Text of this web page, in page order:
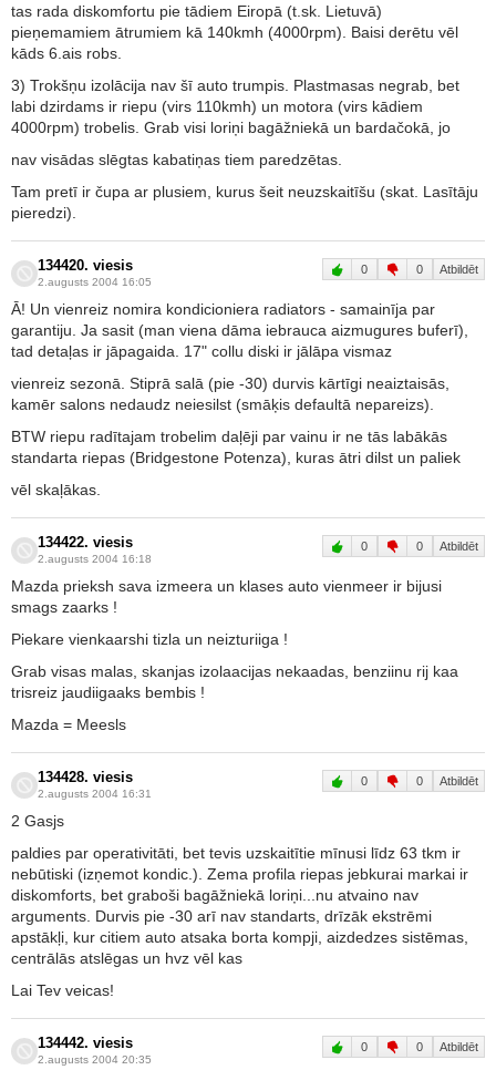
tas rada diskomfortu pie tādiem Eiropā (t.sk. Lietuvā)
pieņemamiem ātrumiem kā 140kmh (4000rpm). Baisi derētu vēl
kāds 6.ais robs.
3) Trokšņu izolācija nav šī auto trumpis. Plastmasas negrab, bet
labi dzirdams ir riepu (virs 110kmh) un motora (virs kādiem
4000rpm) trobelis. Grab visi loriņi bagāžniekā un bardačokā, jo
nav visādas slēgtas kabatiņas tiem paredzētas.
Tam pretī ir čupa ar plusiem, kurus šeit neuzskaitīšu (skat. Lasītāju
pieredzi).
134420. viesis
2.augusts 2004 16:05
0 0 Atbildēt
Ā! Un vienreiz nomira kondicioniera radiators - samainīja par
garantiju. Ja sasit (man viena dāma iebrauca aizmugures buferī),
tad detaļas ir jāpagaida. 17" collu diski ir jālāpa vismaz
vienreiz sezonā. Stiprā salā (pie -30) durvis kārtīgi neaiztaisās,
kamēr salons nedaudz neiesilst (smāķis defaultā nepareizs).
BTW riepu radītajam trobelim daļēji par vainu ir ne tās labākās
standarta riepas (Bridgestone Potenza), kuras ātri dilst un paliek
vēl skaļākas.
134422. viesis
2.augusts 2004 16:18
0 0 Atbildēt
Mazda prieksh sava izmeera un klases auto vienmeer ir bijusi
smags zaarks !
Piekare vienkaarshi tizla un neizturiiga !
Grab visas malas, skanjas izolaacijas nekaadas, benziinu rij kaa
trisreiz jaudiigaaks bembis !
Mazda = Meesls
134428. viesis
2.augusts 2004 16:31
0 0 Atbildēt
2 Gasjs
paldies par operativitāti, bet tevis uzskaitītie mīnusi līdz 63 tkm ir
nebūtiski (izņemot kondic.). Zema profila riepas jebkurai markai ir
diskomforts, bet graboši bagāžniekā loriņi...nu atvaino nav
arguments. Durvis pie -30 arī nav standarts, drīzāk ekstrēmi
apstākļi, kur citiem auto atsaka borta kompji, aizdedzes sistēmas,
centrālās atslēgas un hvz vēl kas
Lai Tev veicas!
134442. viesis
2.augusts 2004 20:35
0 0 Atbildēt